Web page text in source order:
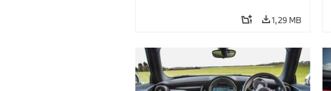
1,29 MB